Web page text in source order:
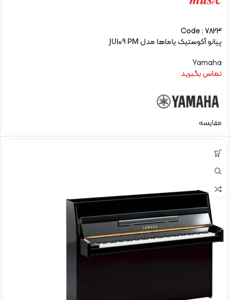
Code : 7823
پیانو آکوستیک یاماها مدل JU109 PM
Yamaha
تماس بگیرید
مقایسه